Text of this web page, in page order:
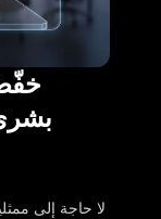
لا حاجة إلى